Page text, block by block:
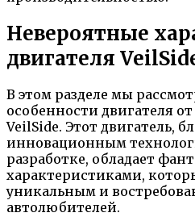
Невероятные
двигателя
В этом разделе мы
особенности двигателя
VeilSide. Этот двигатель,
инновационным
разработке, обладает
характеристиками,
уникальным и
автолюбителей.